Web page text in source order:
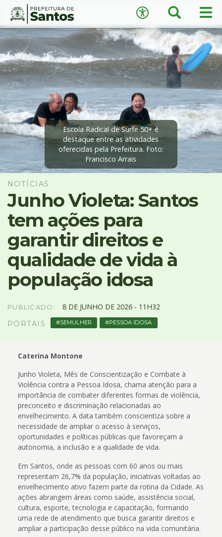
Ir
para
o
conteúdo
1
Ir
o
menu
2
Ir
para
busca
3
para
rodapé
Acessibilidade
Busca
Acessibilidade ×
A− A+
↺Restaurar padrão
Conteúdo
Escola Radical de Surfe 50+ é
destaque entre as atividades
oferecidas pela Prefeitura. Foto:
Francisco Arrais
NOTÍCIAS
Junho Violeta: Santos
tem ações para
garantir direitos e
qualidade de vida à
população idosa
PUBLICADO: 8 DE JUNHO DE 2026 - 11H32
PORTAIS SEMULHER PESSOA IDOSA
Caterina Montone
Junho Violeta, Mês de Conscientização e Combate à
Violência contra a Pessoa Idosa, chama atenção para a
importância de combater diferentes formas de violência,
preconceito e discriminação relacionadas ao
envelhecimento. A data também conscientiza sobre a
necessidade de ampliar o acesso à serviços,
oportunidades e políticas públicas que favoreçam a
autonomia, a inclusão e a qualidade de vida.
Em Santos, onde as pessoas com 60 anos ou mais
representam 26,7% da população, iniciativas voltadas ao
envelhecimento ativo fazem parte da rotina da Cidade. As
ações abrangem áreas como saúde, assistência social,
cultura, esporte, tecnologia e capacitação, formando
uma rede de atendimento que busca garantir direitos e
ampliar a participação desse público na vida comunitária.